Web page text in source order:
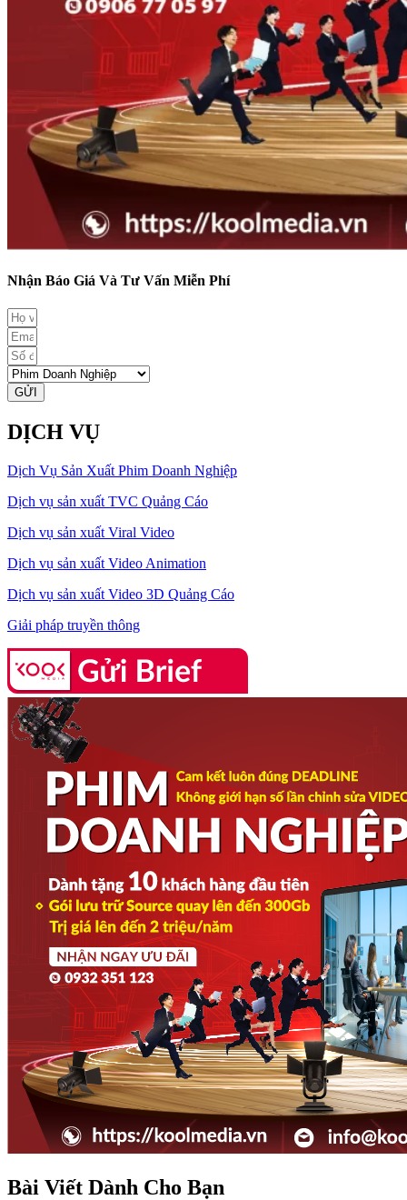
Nhận Báo Giá Và Tư Vấn Miễn Phí
GỬI
DỊCH VỤ
Dịch Vụ Sản Xuất Phim Doanh Nghiệp
Dịch vụ sản xuất TVC Quảng Cáo
Dịch vụ sản xuất Viral Video
Dịch vụ sản xuất Video Animation
Dịch vụ sản xuất Video 3D Quảng Cáo
Giải pháp truyền thông
Bài Viết Dành Cho Bạn